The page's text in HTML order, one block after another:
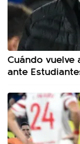
Cuándo
ante